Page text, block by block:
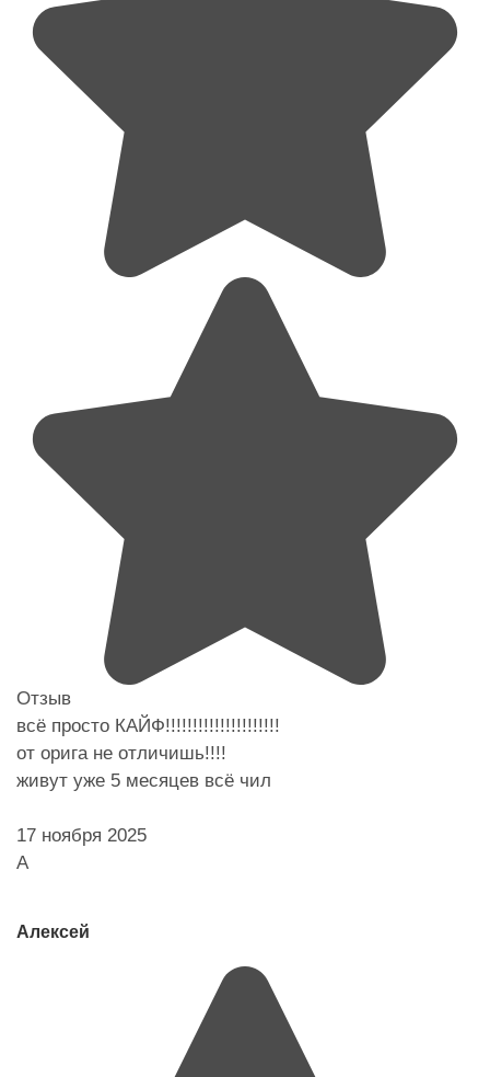
Отзыв
всё просто КАЙФ!!!!!!!!!!!!!!!!!!!!!
от орига не отличишь!!!!
живут уже 5 месяцев всё чил
17 ноября 2025
А
Алексей